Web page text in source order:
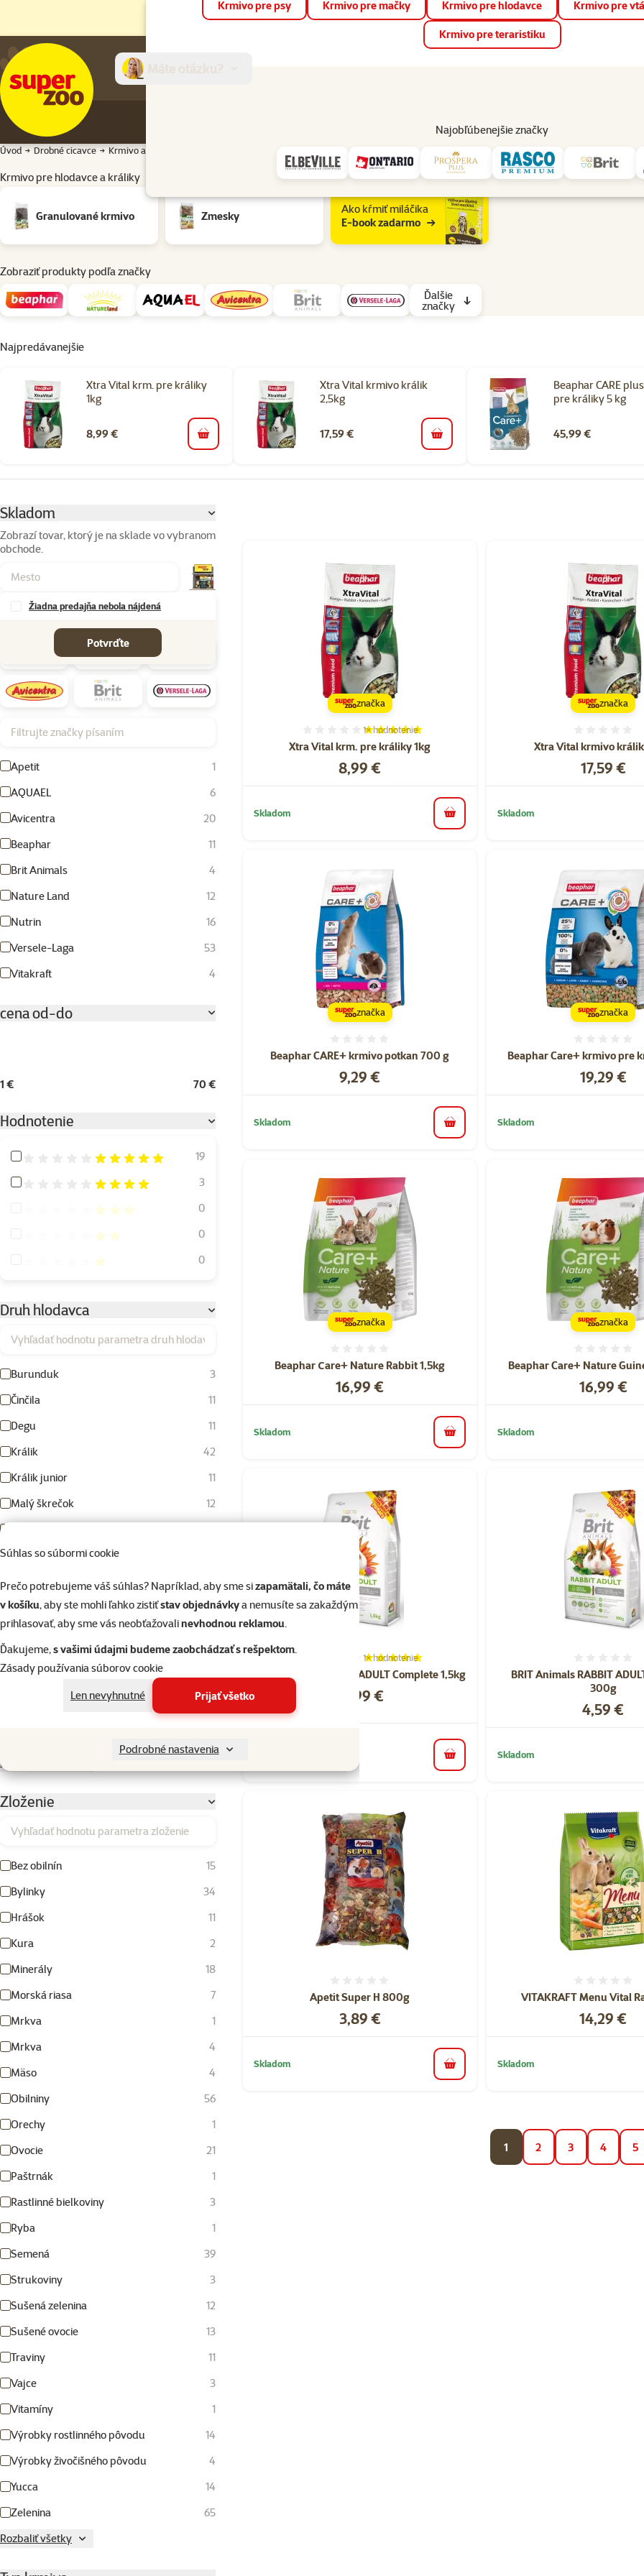
📱 Stiahnite si novú aplikáciu Super zoo.Viac informácií
Súhlas so súbormi cookie
Prečo potrebujeme váš súhlas? Napríklad, aby sme sizapamätali, čo máte
v košíku, aby ste mohli ľahko zistiťstav objednávkya nemusíte sa zakaždým
prihlasovať, aby sme vás neobťažovalinevhodnou reklamou.
Ďakujeme,s vašimi údajmi budeme zaobchádzať s rešpektom.
Zásady používania súborov cookie
Len nevyhnutné
Prijať všetko
Podrobné nastavenia
Krmivo pre psy Krmivo pre mačky Krmivo pre hlodavce Krmivo pre
Krmivo pre teraristiku
Najobľúbenejšie značky
Predajne Služby
Úvod Drobné cicavce Krmivo a doplnky stravy
Krmivo pre hlodavce a králiky
Granulované krmivo
Zmesky
Ako kŕmiť miláčika
E-book zadarmo
Zobraziť produkty podľa značky
Ďalšie
značky
Najpredávanejšie
Xtra Vital krm. pre králiky
1kg
8,99 € do košíka
Xtra Vital krmivo králik
2,5kg
17,59 € do košíka
Beaphar CARE
pre králiky 5 kg
45,99 €
Skladom
Zobrazí tovar, ktorý je na sklade vo vybranom
obchode.
Žiadna predajňa nebola nájdená
Potvrďte
Filtrujte značky písaním
Apetit
1
AQUAEL
6
Avicentra
20
Beaphar
11
Brit Animals
4
Nature Land
12
Nutrin
16
Versele-Laga
53
Vitakraft
4
cena od-do
1 € 70 €
Hodnotenie
Hodnotenie 100%
19
Hodnotenie 80%
3
Hodnotenie 60%
0
Hodnotenie 40%
0
Hodnotenie 20%
0
Druh hlodavca
Vyhľadať hodnotu parametra druh hlodavca
Burunduk
3
Činčila
11
Degu
11
Králik
42
Králik junior
11
Malý škrečok
12
Morča junior
Myš
11
Pieskomil
8
Skinny morča
6
Rozbaliť všetky
Zloženie
Vyhľadať hodnotu parametra zloženie
Bez obilnín
15
Bylinky
34
Hrášok
11
Kura
2
Minerály
18
Morská riasa
7
Mrkva
1
Mrkva
4
Mäso
4
Obilniny
56
Orechy
1
Ovocie
21
Paštrnák
1
Rastlinné bielkoviny
3
Ryba
1
Semená
39
Strukoviny
3
Sušená zelenina
12
Sušené ovocie
13
Traviny
11
Vajce
3
Vitamíny
1
Výrobky rostlinného pôvodu
14
Výrobky živočišného pôvodu
4
Yucca
14
Zelenina
65
Rozbaliť všetky
Xtra Vital krm. pre králiky 1kg
Hodnotenie 100%, počet hodnotení: 1
1×hodnotenie
Cena
8,99 €
značka
Skladom do košíka
Xtra Vital krmivo
Cena
17,59 €
značka
Skladom
Beaphar CARE+ krmivo potkan 700 g
Cena
9,29 €
značka
Skladom do košíka
Beaphar Care+ krmivo pre
Cena
19,29 €
značka
Skladom
Beaphar Сare+ Nature Rabbit 1,5kg
Cena
16,99 €
značka
Skladom do košíka
Beaphar Care+ Nature
Cena
16,99 €
značka
Skladom
BRIT Animals RABBIT ADULT Complete 1,5kg
Hodnotenie 100%, počet hodnotení: 1
1×hodnotenie
Cena
15,99 €
do košíka
BRIT Animals RABBIT
300g
Cena
4,59 €
Skladom
Apetit Super H 800g
Cena
3,89 €
Skladom do košíka
VITAKRAFT Menu Vital
Cena
14,29 €
Skladom
1 2 3 4 5